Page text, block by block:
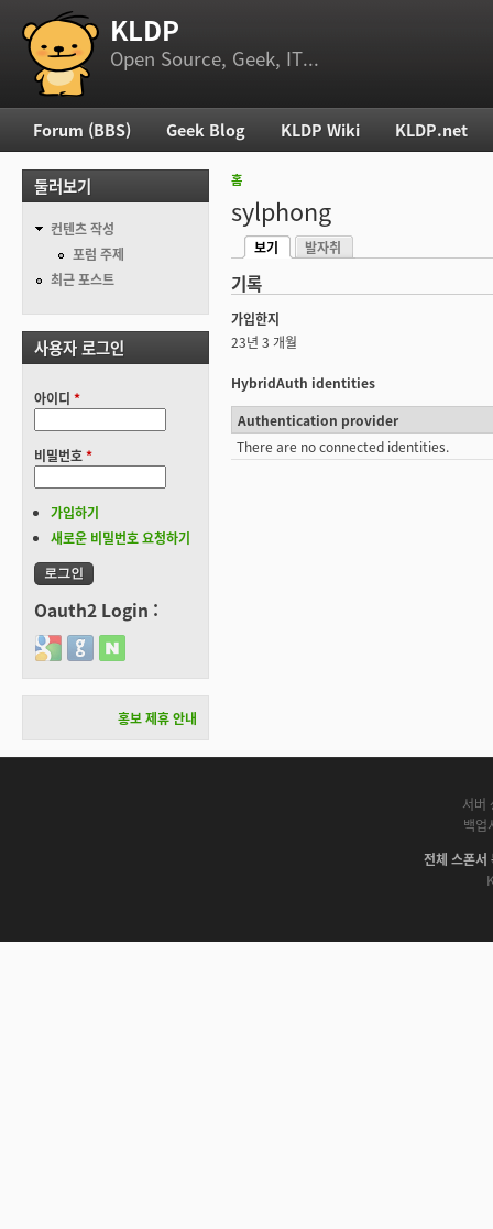
부 메뉴 KLDP
Open Source, Geek, IT...
현재 위치
홈
sylphong
기본탭
보기
발자취
기록
가입한지
23년 3 개월
HybridAuth identities
Authentication provider
There are no connected identities.
주 메뉴
Forum (BBS) Geek Blog KLDP Wiki KLDP.net
둘러보기
컨텐츠 작성
포럼 주제
최근 포스트
사용자 로그인
아이디 *
비밀번호*
가입하기
새로운 비밀번호 요청하기
Oauth2 Login :
Login with Google
Login with GitHub
Login with Naver
홍보 제휴 안내
서버
백업
전체 스폰서